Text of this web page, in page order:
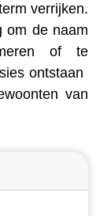
verrijken.
om de naam
of te
ontstaan
van